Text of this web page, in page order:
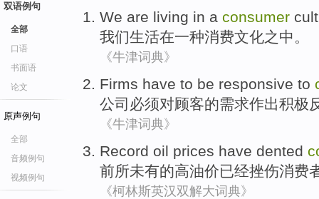
双语例句
全部
口语
书面语
论文
原声例句
全部
音频例句
视频例句
We are living in a consumer
我们生活在一种消费文化之中。
《牛津词典》
Firms have to be responsive to
公司 必须对顾客的需求作出积极
《牛津词典》
Record oil prices have dented
前所未有的高油价已经挫伤消费
《柯林斯英汉双解大词典》